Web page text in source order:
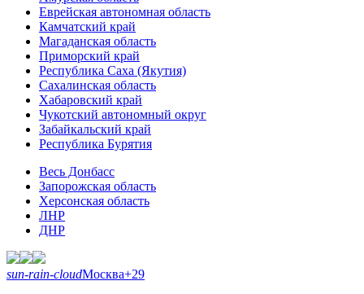
Еврейская автономная область
Камчатский край
Магаданская область
Приморский край
Республика Саха (Якутия)
Сахалинская область
Хабаровский край
Чукотский автономный округ
Забайкальский край
Республика Бурятия
Весь Донбасс
Запорожская область
Херсонская область
ЛНР
ДНР
sun-rain-cloudМосква+29